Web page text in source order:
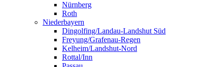
Nürnberg
Roth
Niederbayern
Dingolfing/Landau-Landshut Süd
Freyung/Grafenau-Regen
Kelheim/Landshut-Nord
Rottal/Inn